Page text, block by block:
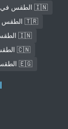
🇮🇳 الطقس في Pimpri-Chinchwad
🇹🇷 الطقس في إزمير
🇮🇳 الطقس في إندور
🇨🇳 الطقس في تشنغدو
🇪🇬 الطقس في الجيزة